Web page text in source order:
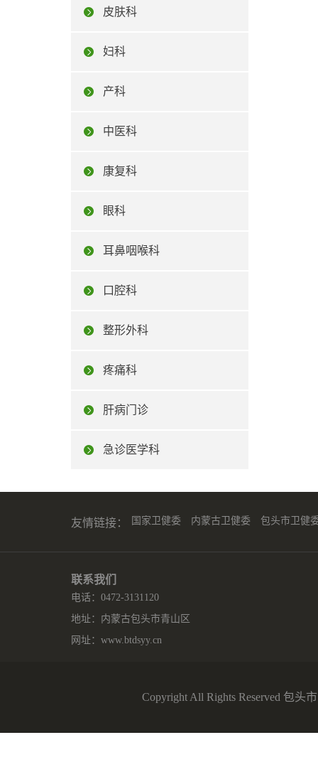
皮肤科
妇科
产科
中医科
康复科
眼科
耳鼻咽喉科
口腔科
整形外科
疼痛科
肝病门诊
急诊医学科
友情链接： 国家卫健委 内蒙古卫健委 包头市卫健
联系我们
电话：0472-3131120
地址：内蒙古包头市青山区
网址： www.btdsyy.cn
Copyright All Rights Reserved 包头